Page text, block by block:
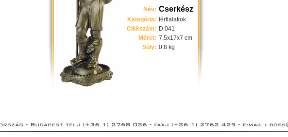
Név: Cserkész
Kategória: férfialakok
Cikkszám: D.041
Méret: 7.5x17x7 cm
Súly: 0.8 kg